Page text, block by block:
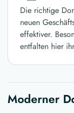
Die richtige
neuen
effektiver.
entfalten hier
Moderner